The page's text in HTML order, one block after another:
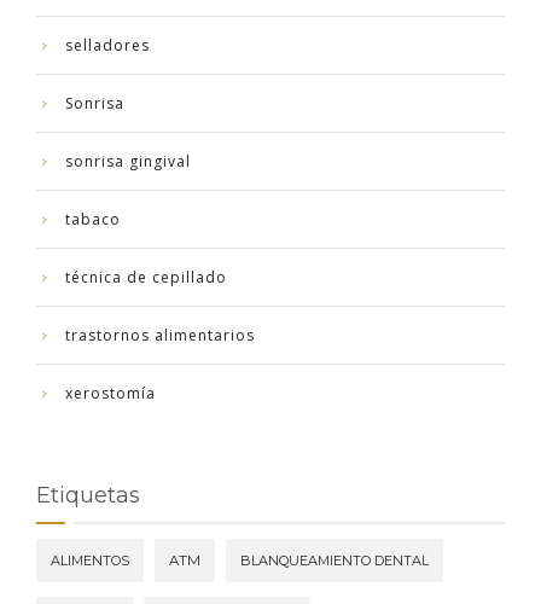
selladores
Sonrisa
sonrisa gingival
tabaco
técnica de cepillado
trastornos alimentarios
xerostomía
Etiquetas
ALIMENTOS ATM BLANQUEAMIENTO DENTAL